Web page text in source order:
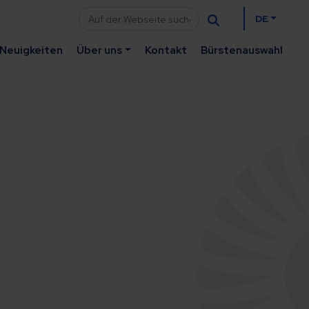
Neuigkeiten Über uns Kontakt Bürstenauswahl
DE